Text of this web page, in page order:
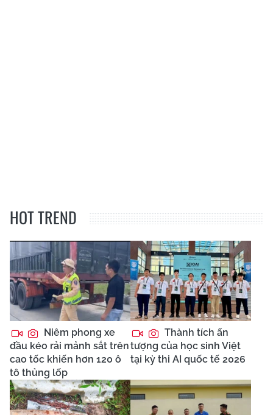
HOT TREND
Niêm phong xe
đầu kéo rải mảnh sắt trên
cao tốc khiến hơn 120 ô
tô thủng lốp
Thành tích ấn
tượng của học sinh Việt
tại kỳ thi AI quốc tế 2026